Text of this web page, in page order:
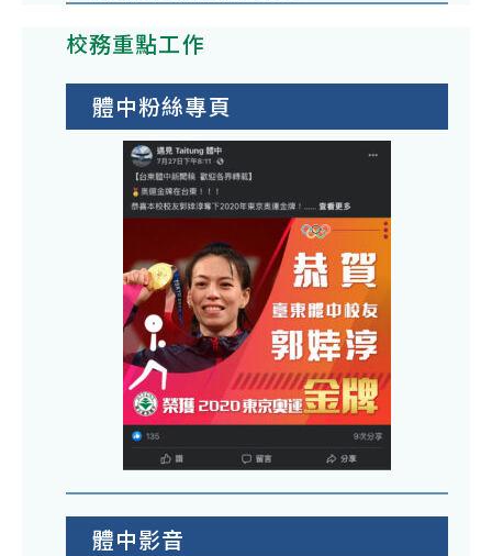
校務重點工作
體中粉絲專頁
體中影音